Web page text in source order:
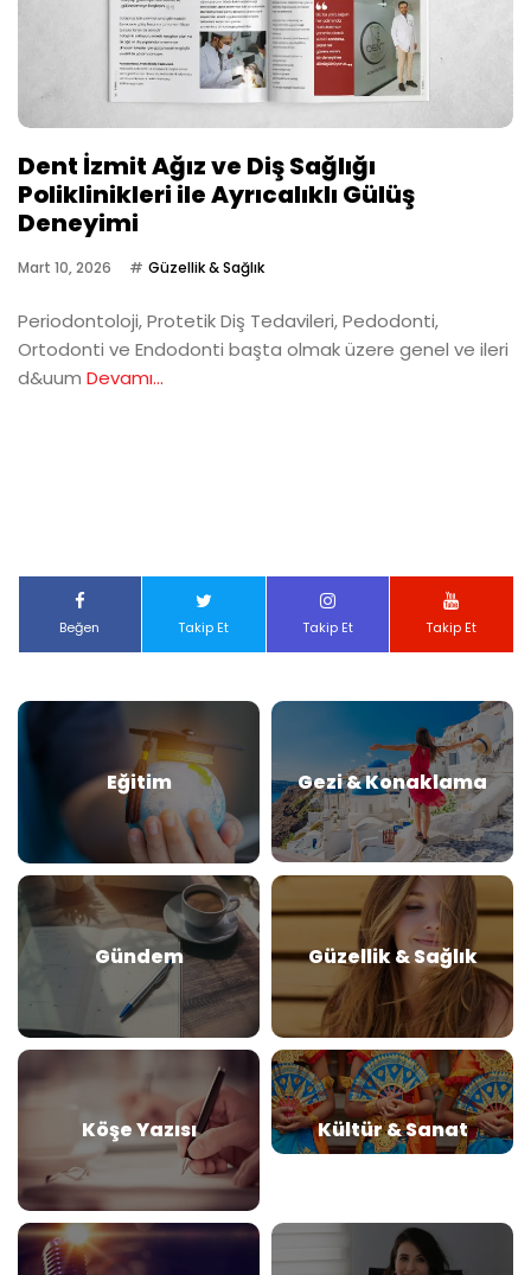
Dent İzmit Ağız ve Diş Sağlığı
Poliklinikleri ile Ayrıcalıklı Gülüş
Deneyimi
Mart 10, 2026 Güzellik & Sağlık
Periodontoloji, Protetik Diş Tedavileri, Pedodonti,
Ortodonti ve Endodonti başta olmak üzere genel ve ileri
d&uum Devamı...
Beğen Takip Et Takip Et Takip Et
Eğitim Gezi & Konaklama
Gündem Güzellik & Sağlık
Köşe Yazısı Kültür & Sanat